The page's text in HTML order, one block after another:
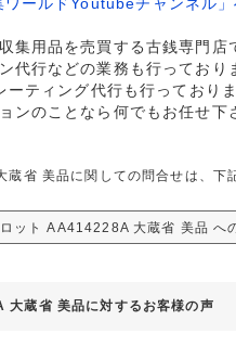
集用品を売買する古銭専門店
代行などの業務も行っており
ティング代行も行っておりま
ンのことなら何でもお任せ下
省 美品に関しての問合せは、下
ット AA414228A 大蔵省 美品 へ
蔵省 美品に対するお客様の声